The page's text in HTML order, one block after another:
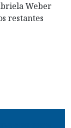
Weber
restantes